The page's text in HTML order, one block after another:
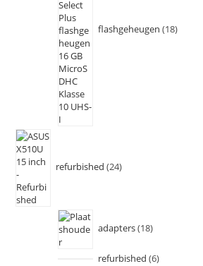
flashgeheugen 18
refurbished 24
adapters 18
refurbished 6